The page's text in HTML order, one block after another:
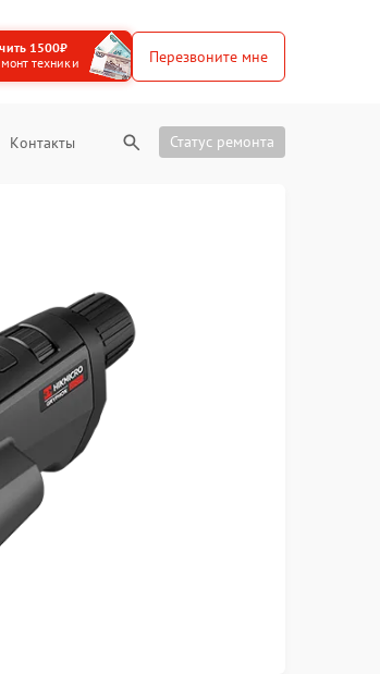
1500₽
техники
Перезвоните мне
Контакты Статус ремонта